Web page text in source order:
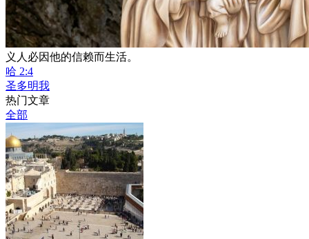
义人必因他的信赖而生活。
哈 2:4
圣多明我
热门文章
全部